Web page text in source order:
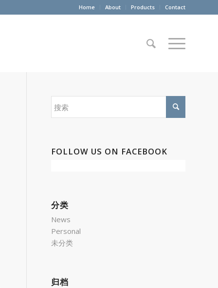
Home About Products Contact
FOLLOW US ON FACEBOOK
分类
News
Personal
未分类
归档